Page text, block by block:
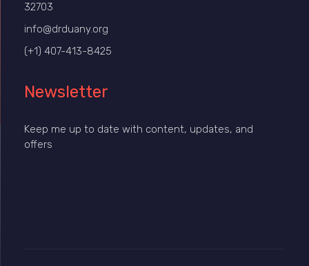
32703
info@drduany.org
(+1) 407-413-8425
Newsletter
Keep me up to date with content, updates, and
offers